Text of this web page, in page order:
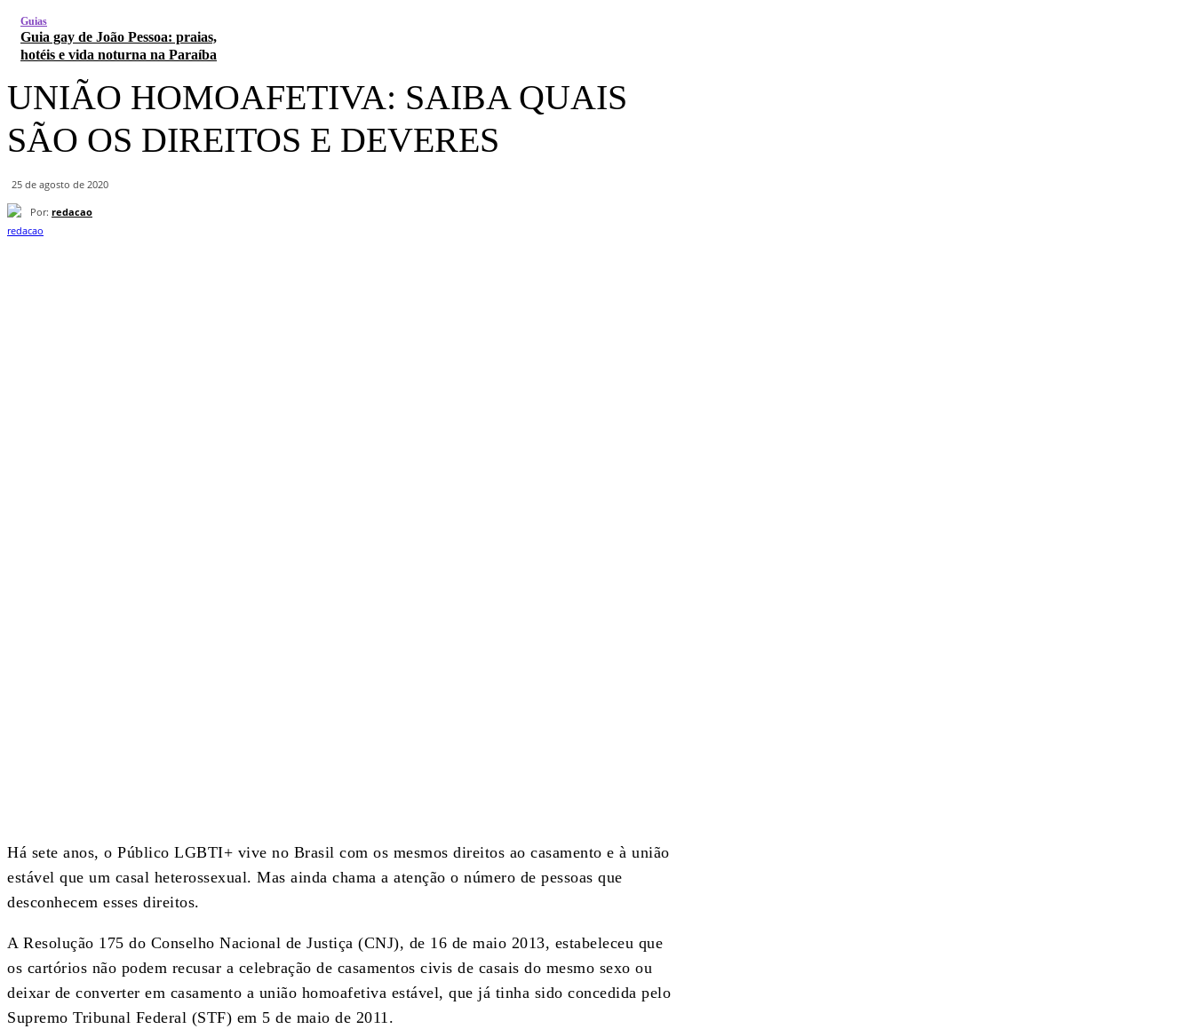
Guias
Guia gay de João Pessoa: praias,
hotéis e vida noturna na Paraíba
UNIÃO HOMOAFETIVA: SAIBA QUAIS
SÃO OS DIREITOS E DEVERES
25 de agosto de 2020
Por: redacao
Há sete anos, o Público LGBTI+ vive no Brasil com os mesmos direitos ao casamento e à união
estável que um casal heterossexual. Mas ainda chama a atenção o número de pessoas que
desconhecem esses direitos.
A Resolução 175 do Conselho Nacional de Justiça (CNJ), de 16 de maio 2013, estabeleceu que
os cartórios não podem recusar a celebração de casamentos civis de casais do mesmo sexo ou
deixar de converter em casamento a união homoafetiva estável, que já tinha sido concedida pelo
Supremo Tribunal Federal (STF) em 5 de maio de 2011.